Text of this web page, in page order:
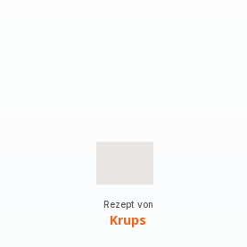
Rezept von
Krups